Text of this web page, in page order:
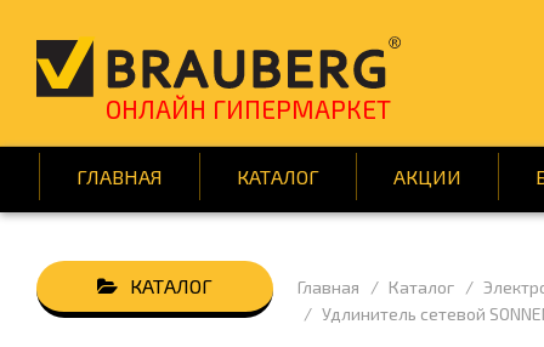
ОНЛАЙН ГИПЕРМАРКЕТ
ГЛАВНАЯ КАТАЛОГ АКЦИИ
АВТОТОВАРЫ Главная Каталог
Удлинитель сетевой